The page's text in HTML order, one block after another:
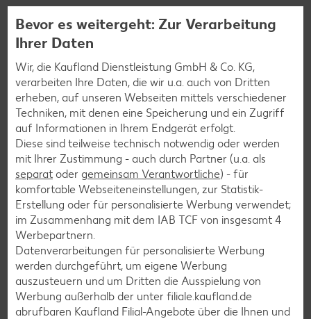
5
Frischkäse sowie Puderzucker unterrühren. Das
Topping auf der Tarte verteilen und mit Minze
garnieren.
Zurück zur Übersicht
Weitere interessante
Rezeptkategorien
Bevor es weitergeht: Zur Verarbeitung
Ihrer Daten
Wir, die Kaufland Dienstleistung GmbH & Co. KG,
verarbeiten Ihre Daten, die wir u.a. auch von Dritten
erheben, auf unseren Webseiten mittels verschiedener
Techniken, mit denen eine Speicherung und ein Zugriff
auf Informationen in Ihrem Endgerät erfolgt.
Diese sind teilweise technisch notwendig oder werden
mit Ihrer Zustimmung - auch durch Partner (u.a. als
separat oder gemeinsam Verantwortliche) - für
komfortable Webseiteneinstellungen, zur Statistik-
Erstellung oder für personalisierte Werbung verwendet;
im Zusammenhang mit dem IAB TCF von insgesamt 4
Werbepartnern.
Datenverarbeitungen für personalisierte Werbung
werden durchgeführt, um eigene Werbung
auszusteuern und um Dritten die Ausspielung von
Werbung außerhalb der unter filiale.kaufland.de
abrufbaren Kaufland Filial-Angebote über die Ihnen und